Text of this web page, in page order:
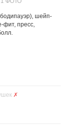
бодипауэр), шейп-
фит, пресс,
✗